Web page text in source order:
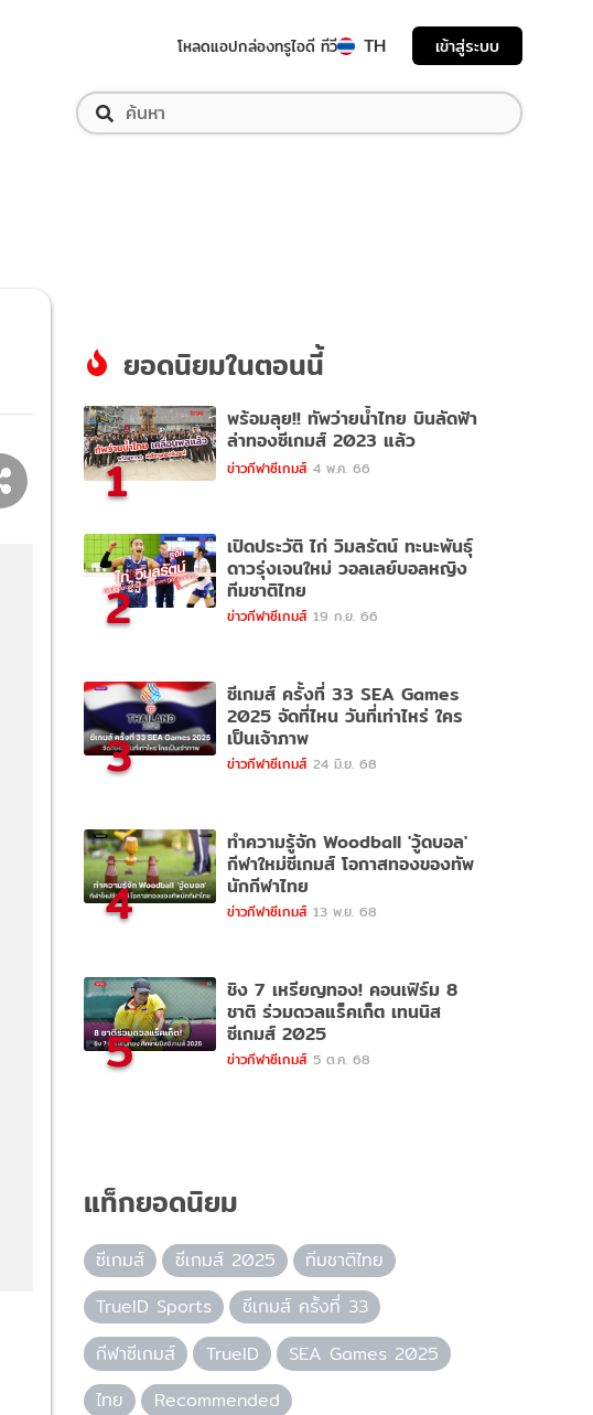
โหลดแอปกล่องทรูไอดี ทีวี TH เข้าสู่ระบบ
ยอดนิยมในตอนนี้
1
พร้อมลุย!! ทัพว่ายน้ำไทย บินลัดฟ้า
ล่าทองซีเกมส์ 2023 แล้ว
ข่าวกีฬาซีเกมส์ 4 พ.ค. 66
2
เปิดประวัติ ไก่ วิมลรัตน์ ทะนะพันธุ์
ดาวรุ่งเจนใหม่ วอลเลย์บอลหญิง
ทีมชาติไทย
ข่าวกีฬาซีเกมส์ 19 ก.ย. 66
3
ซีเกมส์ ครั้งที่ 33 SEA Games
2025 จัดที่ไหน วันที่เท่าไหร่ ใคร
เป็นเจ้าภาพ
ข่าวกีฬาซีเกมส์ 24 มิ.ย. 68
4
ทำความรู้จัก Woodball 'วู้ดบอล'
กีฬาใหม่ซีเกมส์ โอกาสทองของทัพ
นักกีฬาไทย
ข่าวกีฬาซีเกมส์ 13 พ.ย. 68
5
ชิง 7 เหรียญทอง! คอนเฟิร์ม 8
ชาติ ร่วมดวลแร็คเก็ต เทนนิส
ซีเกมส์ 2025
ข่าวกีฬาซีเกมส์ 5 ต.ค. 68
แท็กยอดนิยม
ซีเกมส์ ซีเกมส์ 2025
ทีมชาติไทย
TrueID Sports
ซีเกมส์ ครั้งที่ 33
กีฬาซีเกมส์
TrueID
SEA Games 2025
ไทย
Recommended